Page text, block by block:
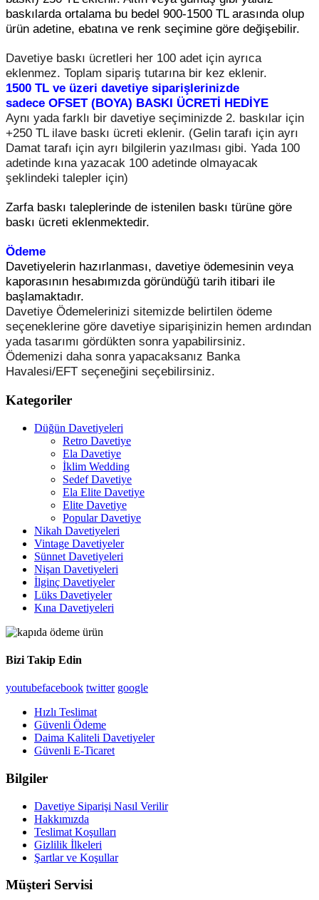
baskılarda ortalama bu bedel 900-1500 TL arasında olup
ürün adetine, ebatına ve renk seçimine göre değişebilir.
Davetiye baskı ücretleri her 100 adet için ayrıca
eklenmez. Toplam sipariş tutarına bir kez eklenir.
1500 TL ve üzeri davetiye siparişlerinizde
sadece OFSET (BOYA) BASKI ÜCRETİ HEDİYE
Aynı yada farklı bir davetiye seçiminizde 2. baskılar için
+250 TL ilave baskı ücreti eklenir. (Gelin tarafı için ayrı
Damat tarafı için ayrı bilgilerin yazılması gibi. Yada 100
adetinde kına yazacak 100 adetinde olmayacak
şeklindeki talepler için)
Zarfa baskı taleplerinde de istenilen baskı türüne göre
baskı ücreti eklenmektedir.
Ödeme
Davetiyelerin hazırlanması, davetiye ödemesinin veya
kaporasının hesabımızda göründüğü tarih itibari ile
başlamaktadır.
Davetiye Ödemelerinizi sitemizde belirtilen ödeme
seçeneklerine göre davetiye siparişinizin hemen ardından
yada tasarımı gördükten sonra yapabilirsiniz.
Ödemenizi daha sonra yapacaksanız Banka
Havalesi/EFT seçeneğini seçebilirsiniz.
Kategoriler
Düğün Davetiyeleri
Retro Davetiye
Ela Davetiye
İklim Wedding
Sedef Davetiye
Ela Elite Davetiye
Elite Davetiye
Popular Davetiye
Nikah Davetiyeleri
Vintage Davetiyeler
Sünnet Davetiyeleri
Nişan Davetiyeleri
İlginç Davetiyeler
Lüks Davetiyeler
Kına Davetiyeleri
Bizi Takip Edin
youtubefacebook twitter google
Hızlı Teslimat
Güvenli Ödeme
Daima Kaliteli Davetiyeler
Güvenli E-Ticaret
Bilgiler
Davetiye Siparişi Nasıl Verilir
Hakkımızda
Teslimat Koşulları
Gizlilik İlkeleri
Şartlar ve Koşullar
Müşteri Servisi